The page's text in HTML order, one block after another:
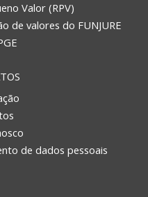
Valor (RPV)
de valores do FUNJURE
de dados pessoais